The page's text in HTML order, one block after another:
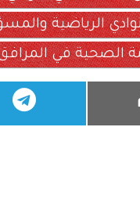
الرياضية
الصحية في المرافق